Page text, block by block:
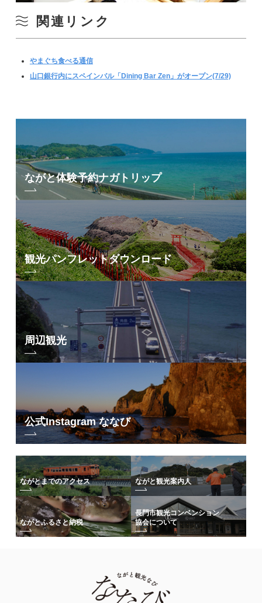
関連リンク
やまぐち食べる通信
山口銀行内にスペインバル「Dining Bar Zen」がオープン(7/29)
ながと体験予約ナガトリップ
観光パンフレットダウンロード
周辺観光
公式Instagram ななび
ながとまでのアクセス ながと観光案内人
ながとふるさと納税
長門市観光コンベンション
協会について